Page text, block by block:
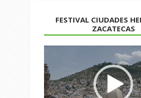
FESTIVAL CIUDADES
ZACATECAS
de
vídeo